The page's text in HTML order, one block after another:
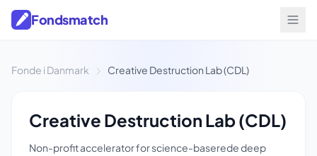
Fondsmatch
Fonde i Danmark Creative Destruction Lab (CDL)
Creative Destruction Lab (CDL)
Non-profit accelerator for science-baserede deep